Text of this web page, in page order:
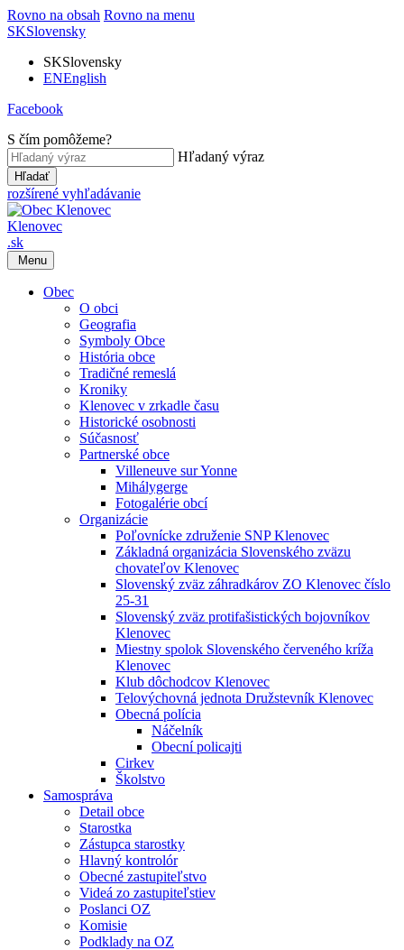
Rovno na obsah Rovno na menu
SKSlovensky
SKSlovensky
ENEnglish
Facebook
S čím pomôžeme?
Hľadaný výraz
Hľadať
rozšírené vyhľadávanie
Klenovec
.sk
Menu
Obec
O obci
Geografia
Symboly Obce
História obce
Tradičné remeslá
Kroniky
Klenovec v zrkadle času
Historické osobnosti
Súčasnosť
Partnerské obce
Villeneuve sur Yonne
Mihálygerge
Fotogalérie obcí
Organizácie
Poľovnícke združenie SNP Klenovec
Základná organizácia Slovenského zväzu
chovateľov Klenovec
Slovenský zväz záhradkárov ZO Klenovec číslo
25-31
Slovenský zväz protifašistických bojovníkov
Klenovec
Miestny spolok Slovenského červeného kríža
Klenovec
Klub dôchodcov Klenovec
Telovýchovná jednota Družstevník Klenovec
Obecná polícia
Náčelník
Obecní policajti
Cirkev
Školstvo
Samospráva
Detail obce
Starostka
Zástupca starostky
Hlavný kontrolór
Obecné zastupiteľstvo
Videá zo zastupiteľstiev
Poslanci OZ
Komisie
Podklady na OZ